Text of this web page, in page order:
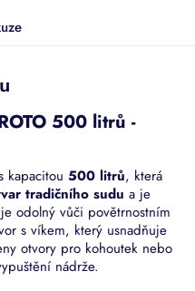
500 litrů -
kapacitou 500 litrů, která
tradičního sudu a je
odolný vůči povětrnostním
s víkem, který usnadňuje
otvory pro kohoutek nebo
nádrže.